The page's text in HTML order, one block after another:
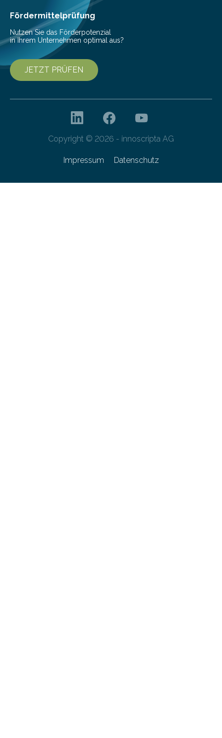
Fördermittelprüfung
Nutzen Sie das Förderpotenzial
in Ihrem Unternehmen optimal aus?
JETZT PRÜFEN
Copyright © 2026 - innoscripta AG
Impressum Datenschutz